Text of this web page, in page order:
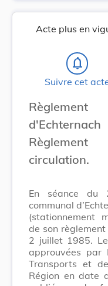
Acte plus en
notifications_none
Suivre cet
d'Echternach
circulation.
En séance du
communal
(stationnement
de son
2 juillet 1985.
approuvées par
Transports et
Région en date